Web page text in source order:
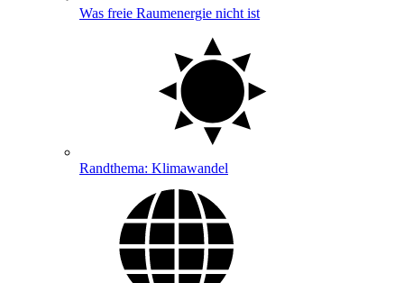
Was freie Raumenergie nicht ist
Randthema: Klimawandel